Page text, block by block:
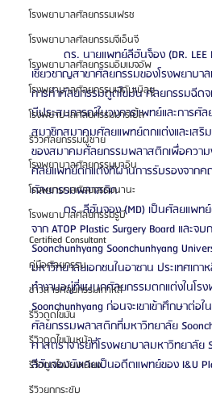
โรงพยาบาลศัลยกรรมเฟรช
โรงพยาบาลศัลยกรรมจีเอ็นจี
โรงพยาบาลศัลยกรรมอิมเมจอัพ
โรงพยาบาลศัลยกรรมเจดับเบิลยู
โรงพยาบาลศัลยกรรมมาร์เบิ้ล
รีวิวศัลยกรรมผู้ชาย
โรงพยาบาลศัลยกรรมมาอิน
โรงพยาบาลศัลยกรรมนานะ
โรงพยาบาลศัลยกรรมรูบี
Certified Consultant
คู่มือศัลยกรรม
ข่าวสารศัลยกรรมเกาหลี
รีวิวดูดไขมัน
รีวิวดูดไขมันหน้า
รีวิวดูดไขมันเหนียง
รีวิวยกกระชับ
	ดร. นายแพทย์ลีฮันจ็อง (DR. LEE HAN JEONG) แพทย์ผู้
เชี่ยวชาญสาขาศัลยกรรมของโรงพยาบา
การทำศัลยกรรมดูดไขมัน ศัลยกรรมฉีด
มีประสบการณ์ในวงการแพทย์และการศั
สมาชิกสมาคมศัลยแพทย์ตกแต่งและเสริ
ของสมาคมศัลยกรรมพลาสติกเพื่อความ
ศัลยแพทย์ตกแต่งที่ผ่านการรับรองจาก
ศัลยกรรมพลาสติก
	ดร. ลีฮันจอง (MD) เป็นศัลยแพทย์ตกแต่งที่ได้รับการรับรอง
จาก ATOP Plastic Surgery Board และ
Soonchunhyang Soonchunhyang
มหาวิทยาลัยเอกชนในอาซาน ประเทศเก
ทำงานอยู่ที่แผนกศัลยกรรมตกแต่งในโร
Soonchunhyang ก่อนจะเขาเข้าศึกษาต่
ศัลยกรรมพลาสติกที่มหาวิทยาลัย
ศาสตราจารย์ที่โรงพยาบาลมหาวิทยาลัย
ลีฮันจองยังเคยเป็นอดีตแพทย์ของ I&U